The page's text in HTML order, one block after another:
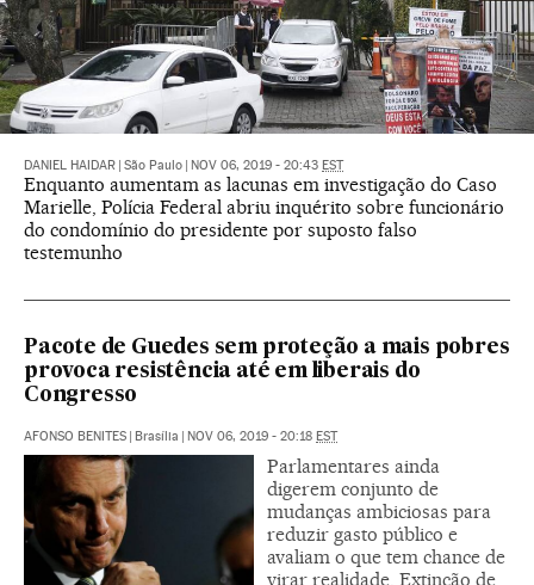
DANIEL HAIDAR São Paulo NOV 06, 2019 - 20:43 EST
Enquanto aumentam as lacunas em investigação do Caso
Marielle, Polícia Federal abriu inquérito sobre funcionário
do condomínio do presidente por suposto falso
testemunho
Pacote de Guedes sem proteção a mais pobres
provoca resistência até em liberais do
Congresso
AFONSO BENITES Brasília NOV 06, 2019 - 20:18 EST
Parlamentares ainda
digerem conjunto de
mudanças ambiciosas para
reduzir gasto público e
avaliam o que tem chance de
virar realidade. Extinção de